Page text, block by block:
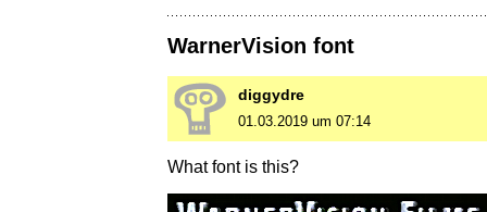
WarnerVision font
diggydre
01.03.2019 um 07:14
What font is this?